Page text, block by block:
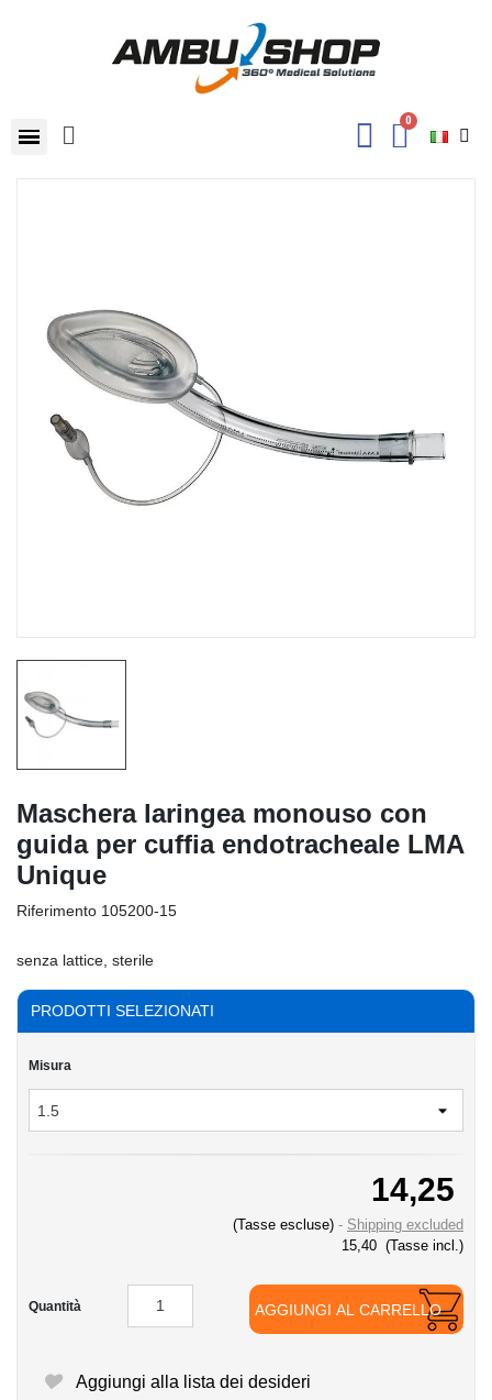
Maschera laringea monouso con
guida per cuffia endotracheale LMA
Unique
Riferimento 105200-15
senza lattice, sterile
PRODOTTI SELEZIONATI
Misura
14,25
(Tasse escluse)
Shipping excluded
15,40 (Tasse incl.)
Quantità AGGIUNGI AL CARRELLO
Aggiungi alla lista dei desideri